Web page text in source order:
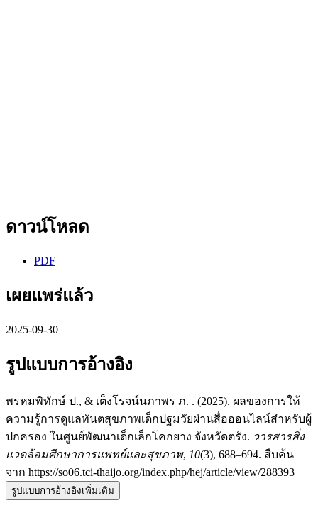
ดาวน์โหลด
PDF
เผยแพร่แล้ว
2025-09-30
รูปแบบการอ้างอิง
พรหมพิทักษ์ ป., & เต็งโรจน์นภาพร ภ. . (2025). ผลของการให้
ความรู้การดูแลทันตสุขภาพเด็กปฐมวัยผ่านสื่อออนไลน์สำหรับผู้
ปกครอง ในศูนย์พัฒนาเด็กเล็กโคกยาง จังหวัดตรัง. วารสารสิ่ง
แวดล้อมศึกษาการแพทย์และสุขภาพ, 10(3), 688–694. สืบค้น
จาก https://so06.tci-thaijo.org/index.php/hej/article/view/288393
รูปแบบการอ้างอิงเพิ่มเติม